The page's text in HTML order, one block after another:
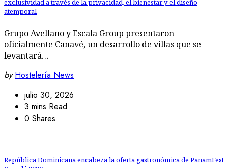
exclusividad a través de la privacidad, el bienestar y el diseño
atemporal
Grupo Avellano y Escala Group presentaron
oficialmente Canavé, un desarrollo de villas que se
levantará…
by Hostelería News
julio 30, 2026
3 mins Read
0 Shares
República Dominicana encabeza la oferta gastronómica de PanamFest